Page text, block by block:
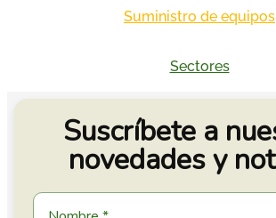
Suministro de equipos
Sectores